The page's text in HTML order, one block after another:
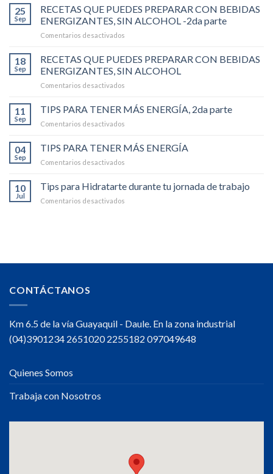
25
Sep
RECETAS QUE PUEDES PREPARAR CON BEBIDAS
ENERGIZANTES, SIN ALCOHOL -2da parte
Comentarios desactivados
QUE
PUEDES
PREPARAR
ENERGIZANTES,
parte
18
Sep
RECETAS QUE PUEDES PREPARAR CON BEBIDAS
ENERGIZANTES, SIN ALCOHOL
Comentarios desactivados
QUE
PUEDES
BEBIDAS
11
Sep
TIPS PARA TENER MÁS ENERGÍA, 2da parte
Comentarios desactivados
PARA
TENER
2da
04
Sep
TIPS PARA TENER MÁS ENERGÍA
Comentarios desactivados
PARA
TENER
10
Jul
Tips para Hidratarte durante tu jornada de trabajo
Comentarios desactivados
jornada
CONTÁCTANOS
Km 6.5 de la vía Guayaquil - Daule. En la zona industrial
(04)3901234 2651020 2255182 097049648
Quienes Somos
Trabaja con Nosotros